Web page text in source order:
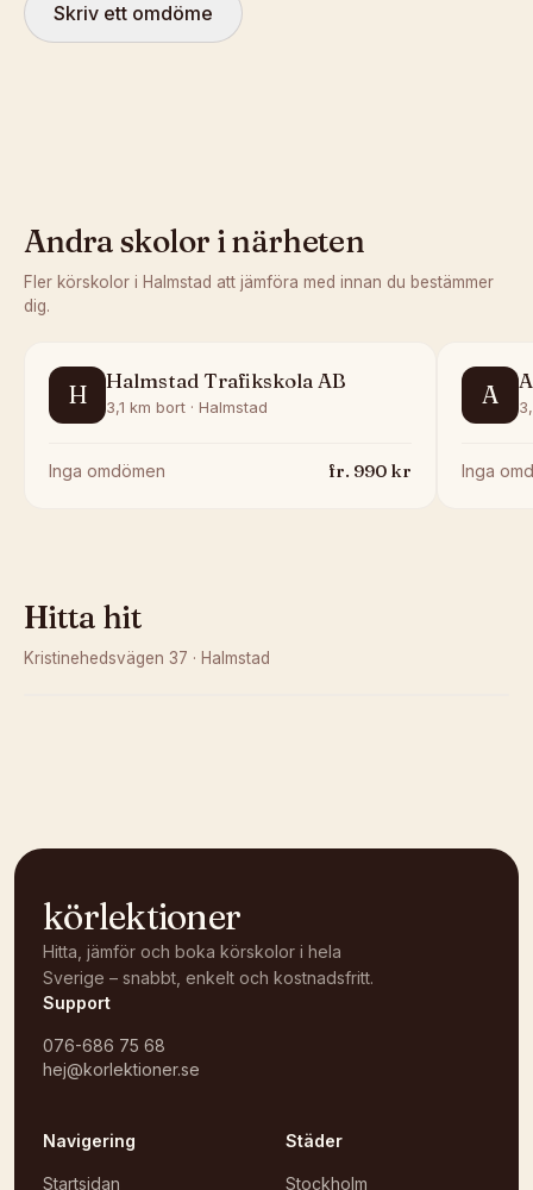
Skriv ett omdöme
Andra skolor i närheten
Fler körskolor i Halmstad att jämföra med innan du bestämmer
dig.
H Halmstad Trafikskola AB
3,1 km bort · Halmstad
Inga omdömen fr. 990kr
A
Inga
Hitta hit
Kristinehedsvägen 37 · Halmstad
körlektioner
Hitta, jämför och boka körskolor i hela
Sverige – snabbt, enkelt och kostnadsfritt.
Support
076-686 75 68
hej@korlektioner.se
Navigering
Startsidan
Städer
Stockholm